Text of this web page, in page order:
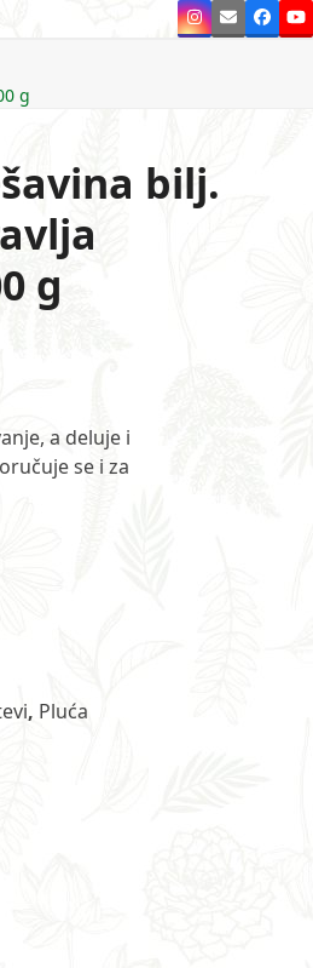
Instagram
Email
g
bilj.
g
a deluje i
se i za
, Pluća